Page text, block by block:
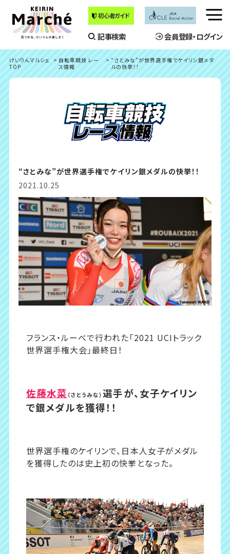
初心者ガイド
記事検索 会員登録・ログイン
メ
ュ
ー
を
開
く
けいりんマルシェ
TOP
自転車競技 レー
ス情報
“さとみな”が世界選手権でケイリン銀メダ
ルの快挙！！
“さとみな”が世界選手権でケイリン銀メダルの快挙！！
2021.10.25
フランス・ルーべで行われた「2021 UCIトラック
世界選手権大会」最終日！
佐藤水菜 （さとうみな） 選手が、女子ケイリン
で銀メダルを獲得！！
世界選手権のケイリンで、日本人女子がメダル
を獲得したのは史上初の快挙となった。